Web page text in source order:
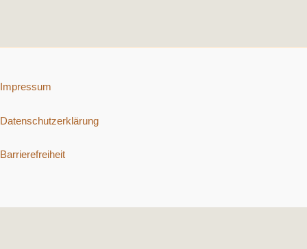
Impressum
Datenschutzerklärung
Barrierefreiheit